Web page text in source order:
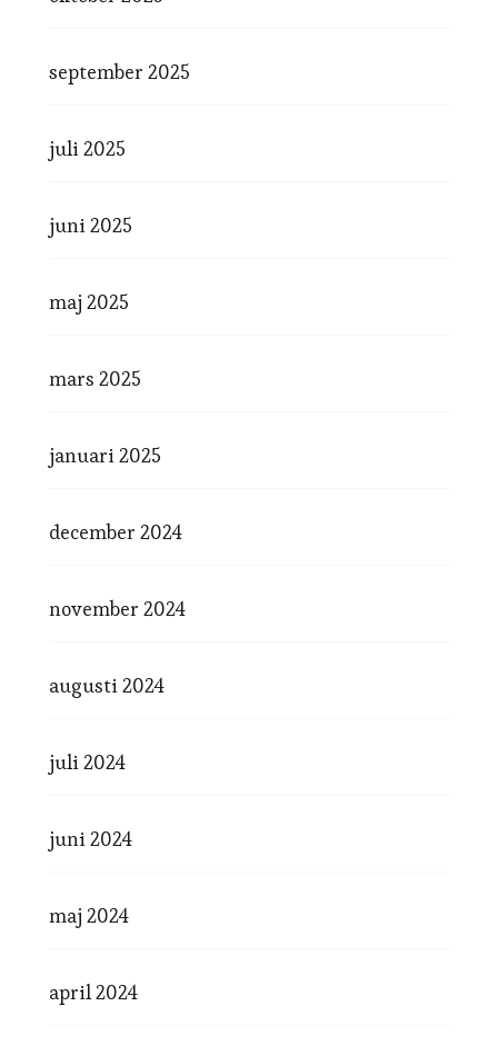
september 2025
juli 2025
juni 2025
maj 2025
mars 2025
januari 2025
december 2024
november 2024
augusti 2024
juli 2024
juni 2024
maj 2024
april 2024